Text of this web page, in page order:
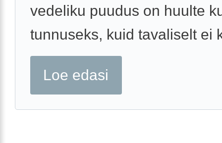
vedeliku puudus on huulte
tunnuseks, kuid tavaliselt ei
Loe edasi